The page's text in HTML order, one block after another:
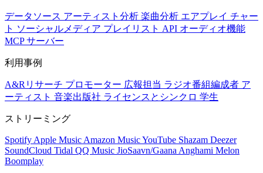
データソース アーティスト分析 楽曲分析 エアプレイ チャー
ト ソーシャルメディア プレイリスト API オーディオ機能
MCP サーバー
利用事例
A&Rリサーチ プロモーター 広報担当 ラジオ番組編成者 ア
ーティスト 音楽出版社 ライセンスとシンクロ 学生
ストリーミング
Spotify Apple Music Amazon MusicYouTube Shazam Deezer
SoundCloud Tidal QQ Music JioSaavn/Gaana Anghami Melon
Boomplay